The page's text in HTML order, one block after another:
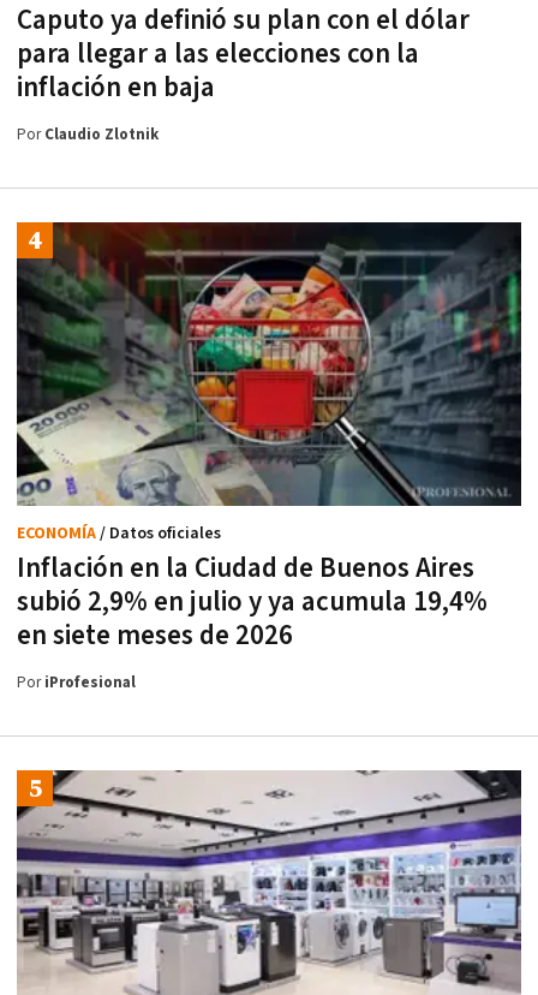
Caputo ya definió su plan con el dólar
para llegar a las elecciones con la
inflación en baja
PorClaudio Zlotnik
Inflación en la Ciudad de Buenos Aires
subió 2,9% en julio y ya acumula 19,4%
en siete meses de 2026
ECONOMÍA/ Datos oficiales
PoriProfesional